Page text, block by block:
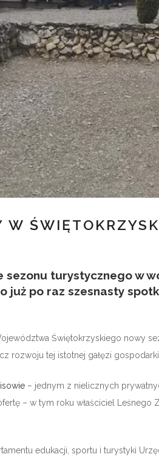
W
sezonu turystycznego w
już po raz szesnasty
Świętokrzyskiego nowy
rozwoju tej istotnej gałęzi gospodarki.
– jednym z nielicznych
– w tym roku właściciel Leśnego
edukacji, sportu i turystyki